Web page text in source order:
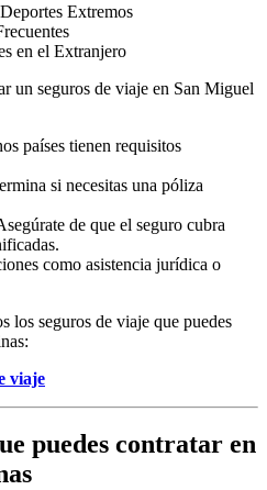
Extremos
en el Extranjero
un seguros de viaje en San Miguel
países tienen requisitos
si necesitas una póliza
de que el seguro cubra
como asistencia jurídica o
los seguros de viaje que puedes
viaje
puedes contratar en